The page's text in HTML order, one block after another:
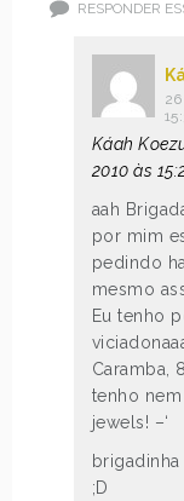
RESPONDER
Káah
2010 às
aah
por mim
pedindo
mesmo
Eu tenho
Caramba,
tenho
jewels! –‘
;D